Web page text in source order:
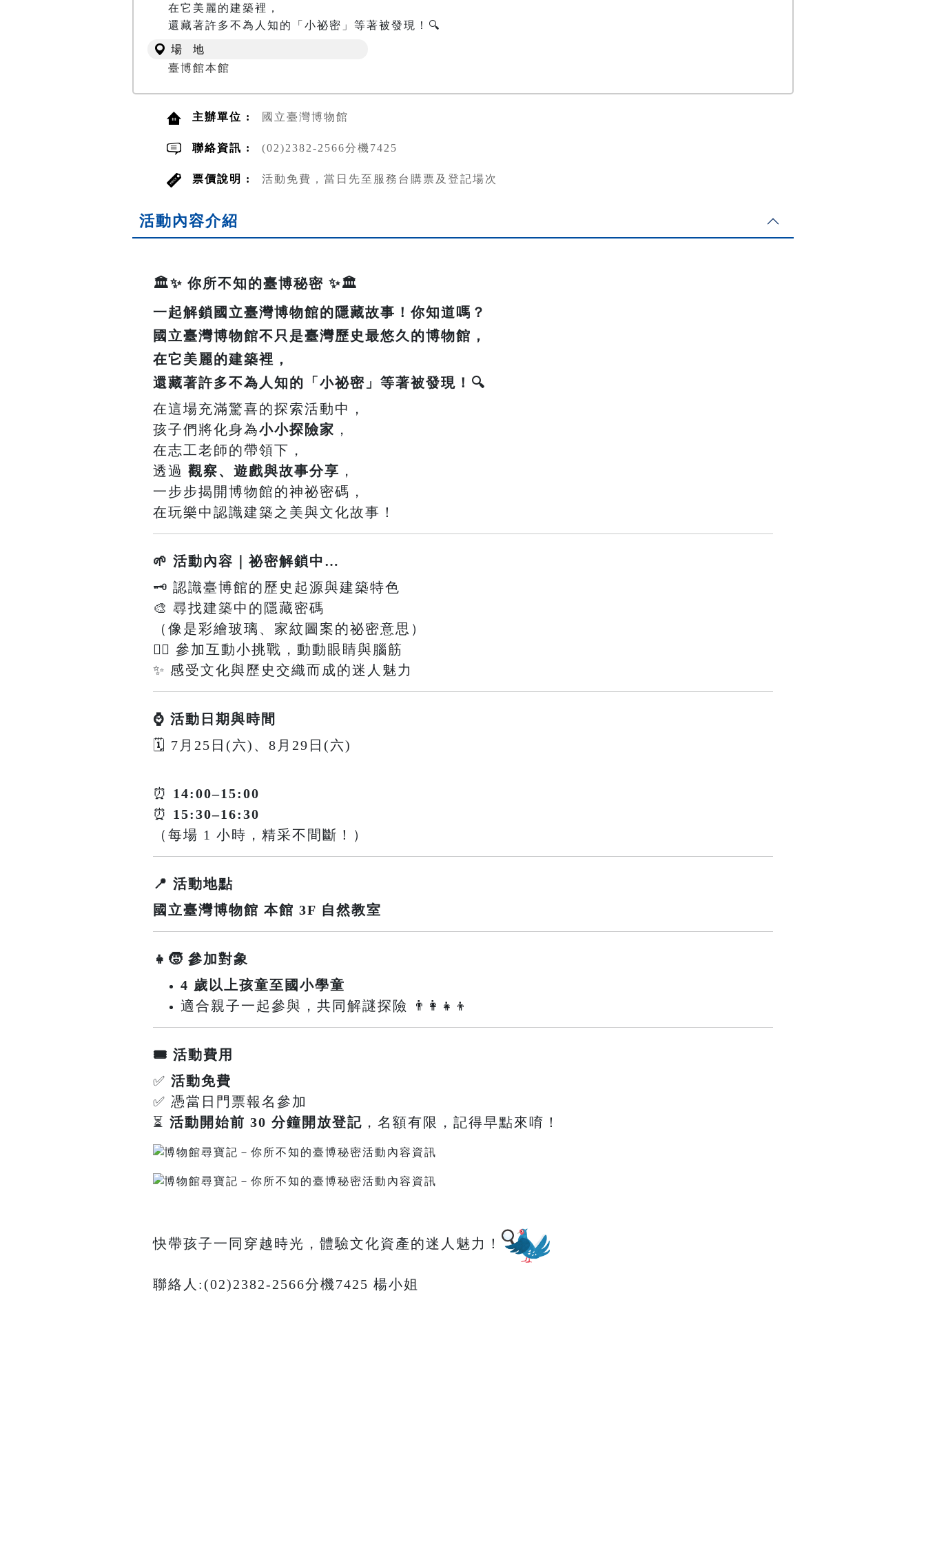
在它美麗的建築裡，
還藏著許多不為人知的「小祕密」等著被發現！🔍
場 地
臺博館本館
主辦單位 : 國立臺灣博物館
聯絡資訊 : (02)2382-2566分機7425
票價說明 : 活動免費，當日先至服務台購票及登記場次
活動內容介紹
🏛️✨ 你所不知的臺博秘密 ✨🏛️
一起解鎖國立臺灣博物館的隱藏故事！你知道嗎？
國立臺灣博物館不只是臺灣歷史最悠久的博物館，
在它美麗的建築裡，
還藏著許多不為人知的「小祕密」等著被發現！🔍
在這場充滿驚喜的探索活動中，
孩子們將化身為小小探險家 ，
在志工老師的帶領下，
透過 觀察、遊戲與故事分享 ，
一步步揭開博物館的神祕密碼，
在玩樂中認識建築之美與文化故事！
🌱 活動內容｜祕密解鎖中…
🗝️ 認識臺博館的歷史起源與建築特色
🎨 尋找建築中的隱藏密碼
（像是彩繪玻璃、家紋圖案的祕密意思）
🕵️‍♀️ 參加互動小挑戰，動動眼睛與腦筋
✨ 感受文化與歷史交織而成的迷人魅力
⌚ 活動日期與時間
🗓 7月25日(六)、8月29日(六)
⏰ 14:00–15:00
⏰ 15:30–16:30
（每場 1 小時，精采不間斷！）
📍 活動地點
國立臺灣博物館 本館 3F 自然教室
👧🧒 參加對象
4 歲以上孩童至國小學童
適合親子一起參與，共同解謎探險 👨‍👩‍👧‍👦
🎟️ 活動費用
✅ 活動免費
✅ 憑當日門票報名參加
⏳ 活動開始前 30 分鐘開放登記 ，名額有限，記得早點來唷！
快帶孩子一同穿越時光，體驗文化資產的迷人魅力！
聯絡人:(02)2382-2566分機7425 楊小姐